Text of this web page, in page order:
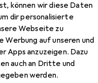
können wir diese Daten
dir personalisierte
Webseite zu
Werbung auf unseren und
Apps anzuzeigen. Dazu
auch an Dritte und
werden.
für
18 Volt,